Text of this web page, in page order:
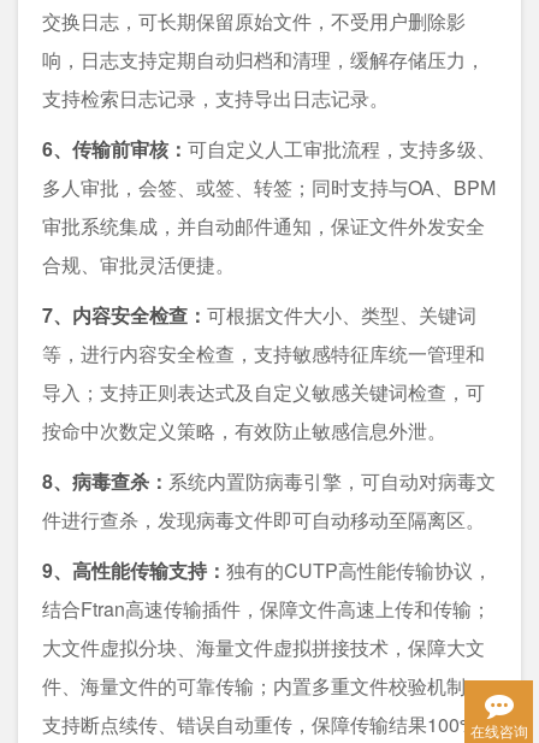
交换日志，可长期保留原始文件，不受用户删除影
响，日志支持定期自动归档和清理，缓解存储压力，
支持检索日志记录，支持导出日志记录。
6、传输前审核： 可自定义人工审批流程，支持多级、
多人审批，会签、或签、转签；同时支持与OA、BPM
审批系统集成，并自动邮件通知，保证文件外发安全
合规、审批灵活便捷。
7、内容安全检查： 可根据文件大小、类型、关键词
等，进行内容安全检查，支持敏感特征库统一管理和
导入；支持正则表达式及自定义敏感关键词检查，可
按命中次数定义策略，有效防止敏感信息外泄。
8、病毒查杀： 系统内置防病毒引擎，可自动对病毒文
件进行查杀，发现病毒文件即可自动移动至隔离区。
9、高性能传输支持： 独有的CUTP高性能传输协议，
结合Ftran高速传输插件，保障文件高速上传和传输；
大文件虚拟分块、海量文件虚拟拼接技术，保障大文
件、海量文件的可靠传输；内置多重文件校验机制，
支持断点续传、错误自动重传，保障传输结果100%准在线咨询